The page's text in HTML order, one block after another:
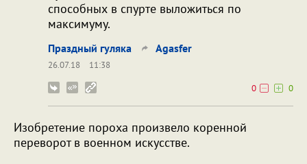
способных в спурте выложиться по
максимуму.
Праздный гуляка Agasfer
26.07.18
11:38
0
0
Изобретение пороха произвело коренной
переворот в военном искусстве.